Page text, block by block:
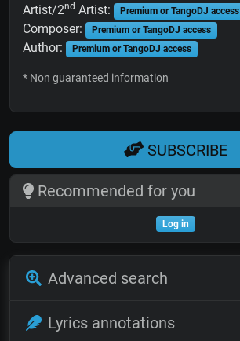
Artist/2nd Artist: Premium or TangoDJ access
Composer: Premium or TangoDJ access
Author: Premium or TangoDJ access
* Non guaranteed information
SUBSCRIBE
Recommended for you
Log in
Advanced search
Lyrics annotations